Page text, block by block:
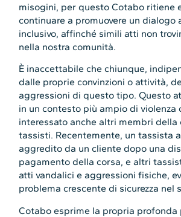
misogini, per questo Cotabo ritiene
continuare a promuovere un dialogo
inclusivo, affinché simili atti non
nella nostra comunità.
È inaccettabile che chiunque,
dalle proprie convinzioni o attività,
aggressioni di questo tipo. Questo
in un contesto più ampio di violenza
interessato anche altri membri della
tassisti. Recentemente, un tassista
aggredito da un cliente dopo una
pagamento della corsa, e altri
atti vandalici e aggressioni fisiche,
problema crescente di sicurezza nel
Cotabo esprime la propria profonda